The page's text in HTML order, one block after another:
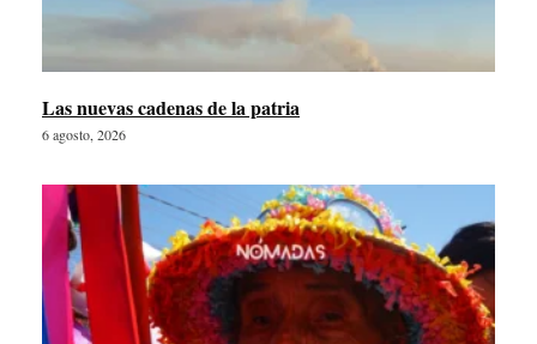
Las nuevas cadenas de la patria
6 agosto, 2026